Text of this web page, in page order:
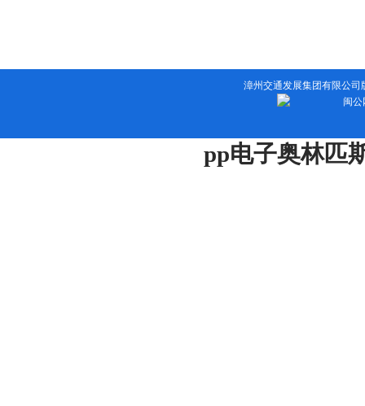
漳州交通发展集团有限公司
闽公
pp电子奥林匹